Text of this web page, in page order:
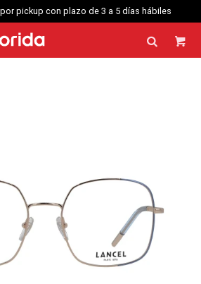
pickup con plazo de 3 a 5 días hábiles